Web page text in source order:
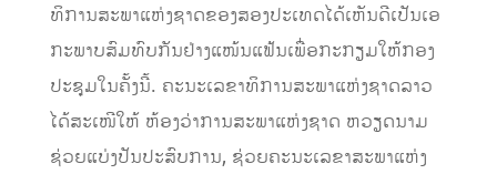
ທິ​ການ​​ສະ​ພາ​ແຫ່ງ​ຊາດ​ຂອງສອງ​ປະ​ເທດ​ໄດ້​ເຫັນ​ດີ​ເປັນ​ເອ​
ກະ​ພາບ​ສົມທົບ​ກັນ​ຢ່າງ​ແໜ້ນ​ແຟ້ນ​ເພື່ອ​ກະ​ກຽມ​ໃຫ້​ກອງ​
ປະ​ຊຸມໃນຄັ້ງນີ້. ຄະນະ​ເລຂາທິການ​​ສະພາ​ແຫ່ງ​ຊາດ​ລາວ
ໄດ້ສະເໜີໃຫ້ ຫ້ອງ​ວ່າການ​ສະພາ​ແຫ່ງ​ຊາດ ຫວຽດນາມ
ຊ່ວຍແບ່ງປັນ​ປະສົບ​ການ, ​ຊ່ວຍ​ຄະນະ​ເລຂາ​ສະພາ​ແຫ່ງ​